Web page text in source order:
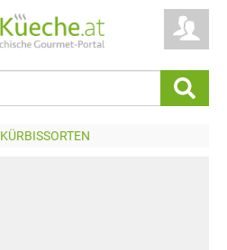
KÜRBISSORTEN